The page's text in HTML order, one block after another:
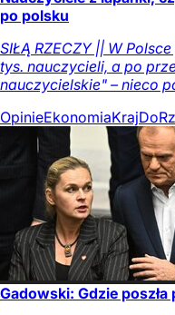
po polsku
SIŁĄ RZECZY || W
tys. nauczycieli, a po
nauczycielskie" – nieco
OpinieEkonomiaKraj
Gadowski: Gdzie